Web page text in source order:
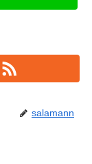
salamann